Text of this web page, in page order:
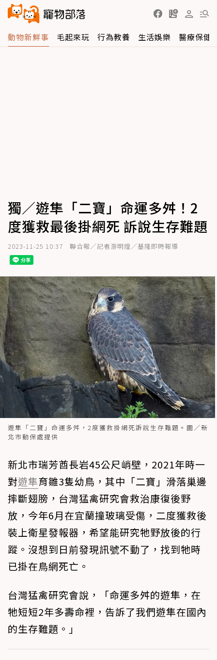
動物新鮮事 毛起來玩 行為教養 生活娛樂 醫療保健
獨／遊隼「二寶」命運多舛！2
度獲救最後掛網死 訴說生存難題
2023-11-25 10:37 聯合報／記者游明煌／基隆即時報導
遊隼「二寶」命運多舛，2度獲救掛網死訴說生存難題。圖／新
北市動保處提供
新北市瑞芳酋長岩45公尺峭壁，2021年時一
對遊隼育雛3隻幼鳥，其中「二寶」滑落巢邊
摔斷翅膀，台灣猛禽研究會救治康復後野
放，今年6月在宜蘭撞玻璃受傷，二度獲救後
裝上衛星發報器，希望能研究牠野放後的行
蹤。沒想到日前發現訊號不動了，找到牠時
已掛在鳥網死亡。
台灣猛禽研究會說，「命運多舛的遊隼，在
牠短短2年多壽命裡，告訴了我們遊隼在國內
的生存難題。」